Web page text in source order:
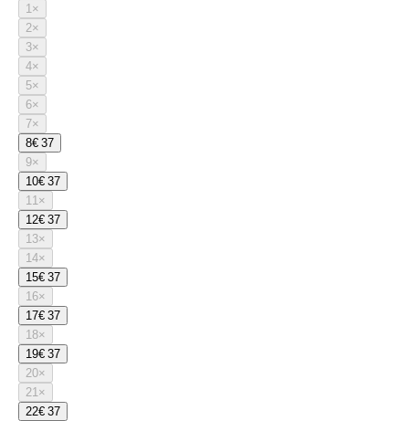
1×
2×
3×
4×
5×
6×
7×
8€ 37
9×
10€ 37
11×
12€ 37
13×
14×
15€ 37
16×
17€ 37
18×
19€ 37
20×
21×
22€ 37